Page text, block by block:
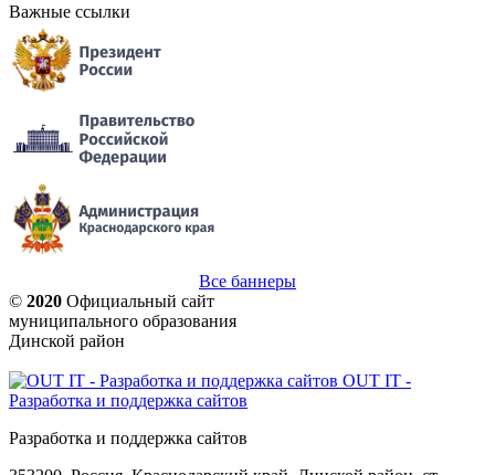
Важные ссылки
Все баннеры
© 2020 Официальный сайт
муниципального образования
Динской район
OUT IT -
Разработка и поддержка сайтов
Разработка и поддержка сайтов